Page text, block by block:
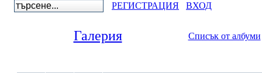
РЕГИСТРАЦИЯ
ВХОД
Галерия Списък от албуми